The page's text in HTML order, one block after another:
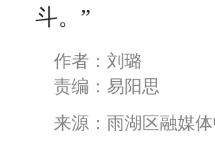
斗。”
作者：刘璐
责编：易阳思
来源：雨湖区融媒